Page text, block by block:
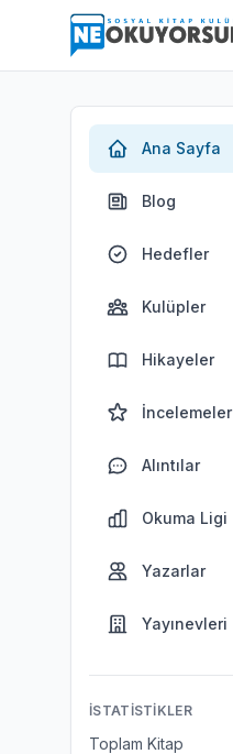
Ana Sayfa
Blog
Hedefler
Kulüpler
Hikayeler
İncelemeler
Alıntılar
Okuma Ligi
Yazarlar
Yayınevleri
İSTATISTIKLER
Toplam Kitap